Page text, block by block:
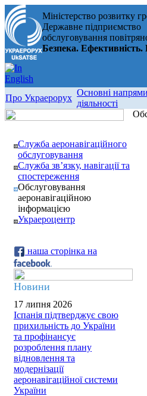
Міністерство розвитку
Державне підприємство
обслуговування
Безпека. Ефективність.
Про Украерорух
Основні напрями
діяльності
Служба аеронавігаційного
обслуговування
Служба зв’язку, навігації та
спостереження
Обслуговування
аеронавігаційною
інформацією
Украероцентр
наша сторінка на
Новини
17 липня 2026
Іспанія підтверджує свою
прихильність до України
та профінансує
розроблення плану
відновлення та
модернізації
аеронавігаційної системи
України